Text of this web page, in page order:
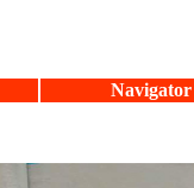
Navigator